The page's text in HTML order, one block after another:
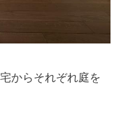
からそれぞれ庭を